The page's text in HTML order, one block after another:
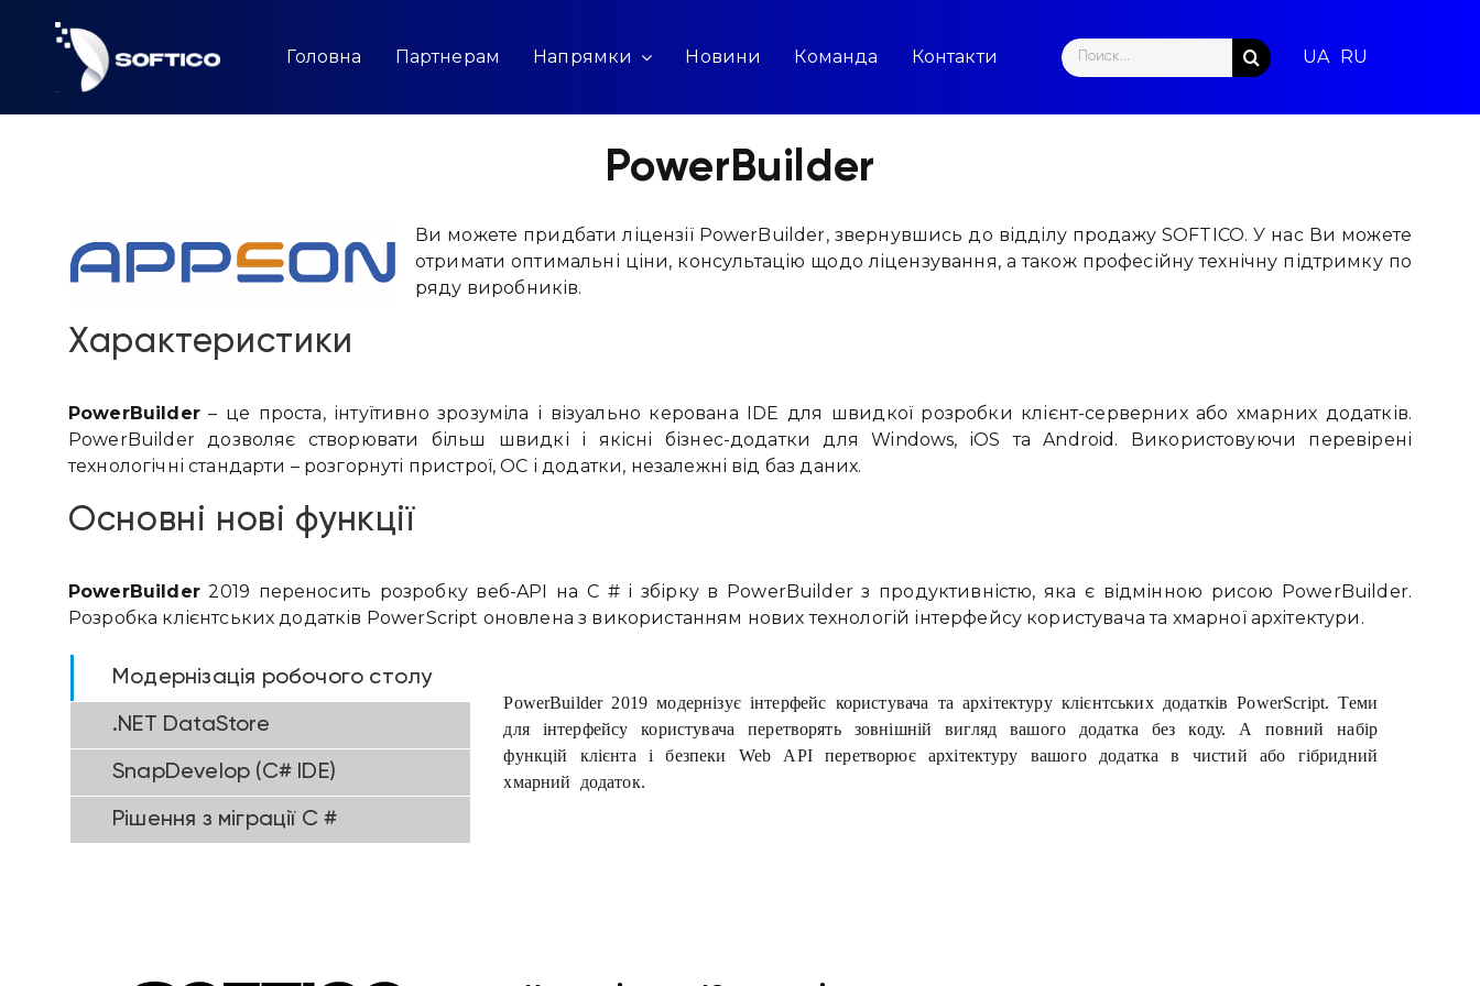
content
Головна Партнерам Напрямки Новини Команда Контакти
Search
for:
PowerBuilder
Ви можете придбати ліцензії PowerBuilder, звернувшись до відділу продажу SOFTICO. У нас Ви можете
отримати оптимальні ціни, консультацію щодо ліцензування, а також професійну технічну підтримку по
ряду виробників.
Характеристики
PowerBuilder– це проста, інтуїтивно зрозуміла і візуально керована IDE для швидкої розробки клієнт-серверних або хмарних додатків.
PowerBuilder дозволяє створювати більш швидкі і якісні бізнес-додатки для Windows, iOS та Android. Використовуючи перевірені
технологічні стандарти – розгорнуті пристрої, ОС і додатки, незалежні від баз даних.
Основні нові функції
PowerBuilder2019 переносить розробку веб-API на C # і збірку в PowerBuilder з продуктивністю, яка є відмінною рисою PowerBuilder.
Розробка клієнтських додатків PowerScript оновлена ​​з використанням нових технологій інтерфейсу користувача та хмарної архітектури.
Модернізація робочого столу
.NET DataStore
SnapDevelop (C# IDE)
Рішення з міграції C #
PowerBuilder 2019 модернізує інтерфейс користувача та архітектуру клієнтських додатків PowerScript. Теми
для інтерфейсу користувача перетворять зовнішній вигляд вашого додатка без коду. А повний набір
функцій клієнта і безпеки Web API перетворює архітектуру вашого додатка в чистий або гібридний
хмарний додаток.